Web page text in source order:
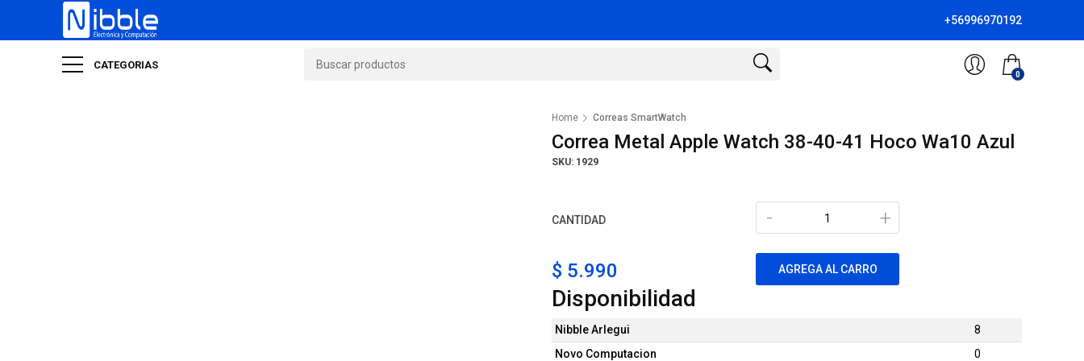
+56996970192
CATEGORIAS
0
Home Correas SmartWatch
Correa Metal Apple Watch 38-40-41 Hoco Wa10 Azul
SKU: 1929
CANTIDAD +
-
$ 5.990 AGREGA AL CARRO
Disponibilidad
Nibble Arlegui
8
Novo Computacion
0